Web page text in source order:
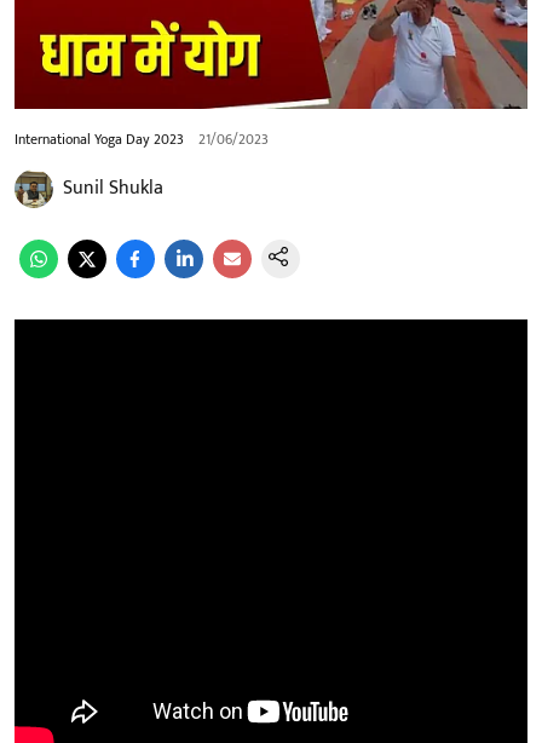
International Yoga Day 2023 21/06/2023
Sunil Shukla